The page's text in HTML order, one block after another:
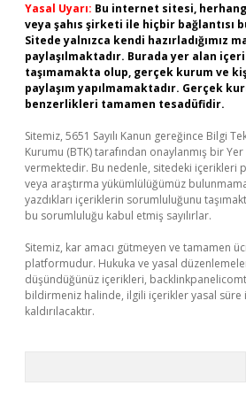
Yasal Uyarı: Bu internet sitesi,
veya şahıs şirketi ile hiçbir bağlantısı
Sitede yalnızca kendi hazırladığımız
paylaşılmaktadır. Burada yer alan
taşımamakta olup, gerçek kurum ve
paylaşım yapılmamaktadır. Gerçek
benzerlikleri tamamen tesadüfidir.
Sitemiz, 5651 Sayılı Kanun gereğince Bilgi
Kurumu (BTK) tarafından onaylanmış bir
vermektedir. Bu nedenle, sitedeki içerikleri
veya araştırma yükümlülüğümüz
yazdıkları içeriklerin sorumluluğunu
bu sorumluluğu kabul etmiş sayılırlar.
Sitemiz, kar amacı gütmeyen ve tamamen
platformudur. Hukuka ve yasal
düşündüğünüz içerikleri,
bildirmeniz halinde, ilgili içerikler yasal
kaldırılacaktır.